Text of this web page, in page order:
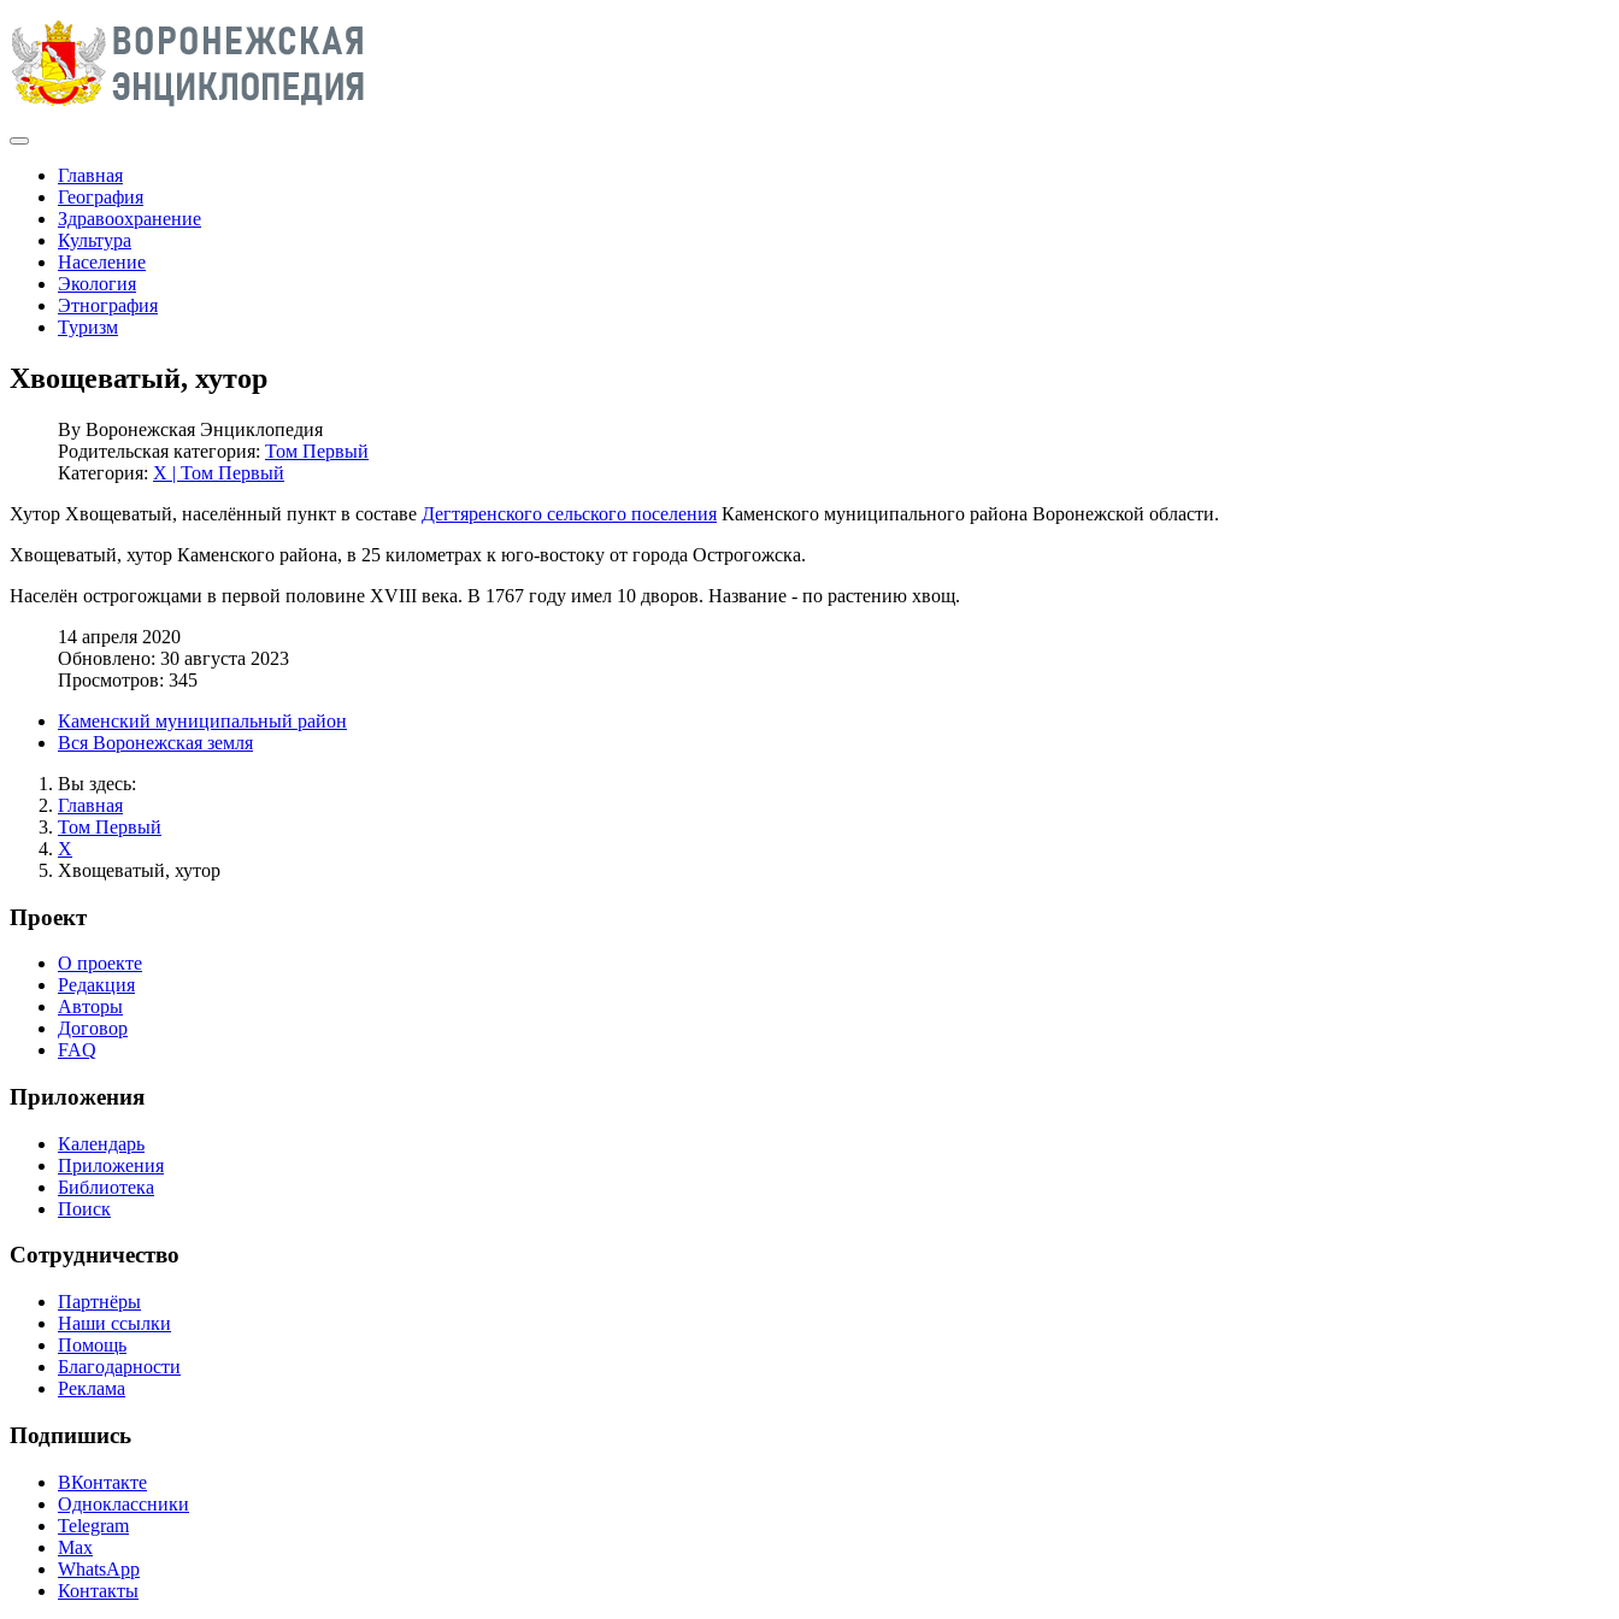
Главная
География
Здравоохранение
Культура
Население
Экология
Этнография
Туризм
Хвощеватый, хутор
By Воронежская Энциклопедия
Родительская категория: Том Первый
Категория: Х | Том Первый
Хутор Хвощеватый, населённый пункт в составе Дегтяренского сельского поселения Каменского муниципального района Воронежской области.
Хвощеватый, хутор Каменского района, в 25 километрах к юго-востоку от города Острогожска.
Населён острогожцами в первой половине XVIII века. В 1767 году имел 10 дворов. Название - по растению хвощ.
14 апреля 2020
Обновлено: 30 августа 2023
Просмотров: 345
Каменский муниципальный район
Вся Воронежская земля
Вы здесь:
Главная
Том Первый
Х
Хвощеватый, хутор
Проект
О проекте
Редакция
Авторы
Договор
FAQ
Приложения
Календарь
Приложения
Библиотека
Поиск
Сотрудничество
Партнёры
Наши ссылки
Помощь
Благодарности
Реклама
Подпишись
ВКонтакте
Одноклассники
Telegram
Max
WhatsApp
Контакты